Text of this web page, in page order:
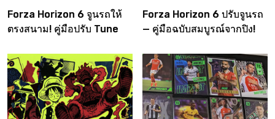
Forza Horizon 6 จูนรถให้
ตรงสนาม! คู่มือปรับ Tune
ทุกแห่งในญี่ปุ่น
Forza Horizon 6 ปรับจูนรถ
— คู่มือฉบับสมบูรณ์จากปิง!
ถึงเมต้าระดับโปร